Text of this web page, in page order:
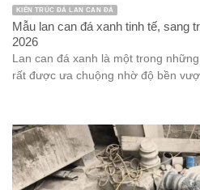
KIẾN TRÚC ĐÁ LAN CAN ĐÁ
Mẫu lan can đá xanh tinh tế, sang
2026
Lan can đá xanh là một trong
rất được ưa chuộng nhờ độ bền